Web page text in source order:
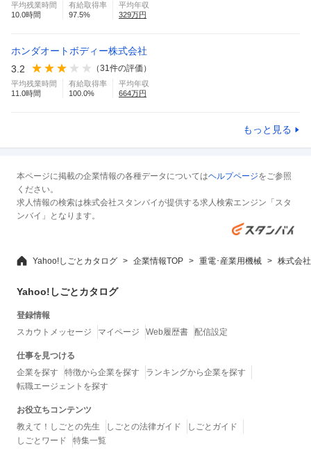
平均残業時間
10.0時間
有給取得率
97.5%
平均年収
329万円
ホンダオートボディー株式会社
3.2
（31件の評価）
平均残業時間
11.0時間
有給取得率
100.0%
平均年収
664万円
もっと見る
本ページに掲載の企業情報の各種データについてはヘルプページをご参照
ください。
求人情報の検索は株式会社スタンバイが提供する求人検索エンジン「スタ
ンバイ」となります。
Yahoo!しごとカタログ 企業情報TOP 重電･産業用機械 株式会
Yahoo!しごとカタログ
登録情報
スカウトメッセージ
マイページ Web履歴書 配信設定
仕事を見つける
企業を探す
特徴から企業を探す
ランキングから企業を探す
転職エージェントを探す
お役立ちコンテンツ
教えて！しごとの先生
しごとの法律ガイド
しごとガイド
しごとワード
特集一覧